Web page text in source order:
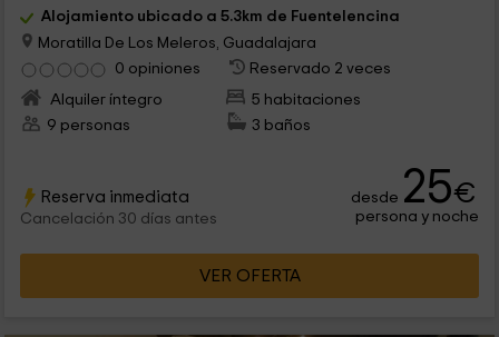
Alojamiento ubicado a 5.3km de Fuentelencina
Moratilla De Los Meleros, Guadalajara
0 opiniones
Reservado 2 veces
Alquiler íntegro
5 habitaciones
9 personas
3 baños
Reserva inmediata
Cancelación 30 días antes
desde 25€
persona y noche
VER OFERTA